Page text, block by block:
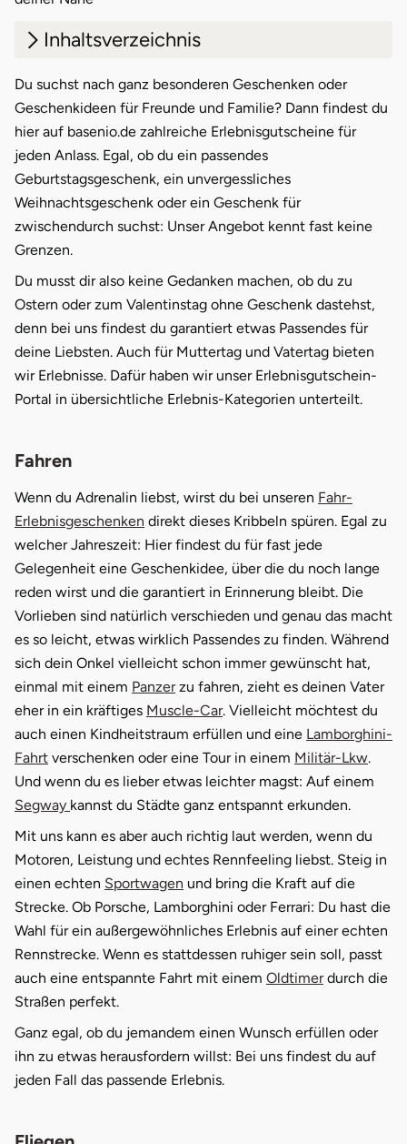
Inhaltsverzeichnis
1. Fahren
Fliegen
3. Abenteuer & Sport
4. Wellness & Beauty
5. Gourmet
6. Lifestyle
Du suchst nach ganz besonderen Geschenken oder
Geschenkideen für Freunde und Familie? Dann findest du
hier auf basenio.de zahlreiche Erlebnisgutscheine für
jeden Anlass. Egal, ob du ein passendes
Geburtstagsgeschenk, ein unvergessliches
Weihnachtsgeschenk oder ein Geschenk für
zwischendurch suchst: Unser Angebot kennt fast keine
Grenzen.
Du musst dir also keine Gedanken machen, ob du zu
Ostern oder zum Valentinstag ohne Geschenk dastehst,
denn bei uns findest du garantiert etwas Passendes für
deine Liebsten. Auch für Muttertag und Vatertag bieten
wir Erlebnisse. Dafür haben wir unser Erlebnisgutschein-
Portal in übersichtliche Erlebnis-Kategorien unterteilt.
Fahren
Wenn du Adrenalin liebst, wirst du bei unseren Fahr-
Erlebnisgeschenken direkt dieses Kribbeln spüren. Egal zu
welcher Jahreszeit: Hier findest du für fast jede
Gelegenheit eine Geschenkidee, über die du noch lange
reden wirst und die garantiert in Erinnerung bleibt. Die
Vorlieben sind natürlich verschieden und genau das macht
es so leicht, etwas wirklich Passendes zu finden. Während
sich dein Onkel vielleicht schon immer gewünscht hat,
einmal mit einem Panzerzu fahren, zieht es deinen Vater
eher in ein kräftiges Muscle-Car. Vielleicht möchtest du
auch einen Kindheitstraum erfüllen und eine Lamborghini-
Fahrt verschenken oder eine Tour in einem Militär-Lkw.
Und wenn du es lieber etwas leichter magst: Auf einem
Segway kannst du Städte ganz entspannt erkunden.
Mit uns kann es aber auch richtig laut werden, wenn du
Motoren, Leistung und echtes Rennfeeling liebst. Steig in
einen echten Sportwagen und bring die Kraft auf die
Strecke. Ob Porsche, Lamborghini oder Ferrari: Du hast die
Wahl für ein außergewöhnliches Erlebnis auf einer echten
Rennstrecke. Wenn es stattdessen ruhiger sein soll, passt
auch eine entspannte Fahrt mit einem Oldtimerdurch die
Straßen perfekt.
Ganz egal, ob du jemandem einen Wunsch erfüllen oder
ihn zu etwas herausfordern willst: Bei uns findest du auf
jeden Fall das passende Erlebnis.
Regensburg
Rendsburg Eckernförde
Rheine
Rodgau
Rostock
Rottweil
Rügen
Schongau
Schwabach
Schweinfurt
Schwerin
Segeberg
Seligenstadt
Speyer
Stendal
Stettiner Haff
Stormarn
Straubing